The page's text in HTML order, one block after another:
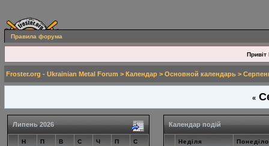
Правила форума
Привіт
Froster.org - Ukrainian Metal Forum > Календар > Основной календарь >
«
Липень 2026
Н П В С Ч П С
Календар подій
Неділя